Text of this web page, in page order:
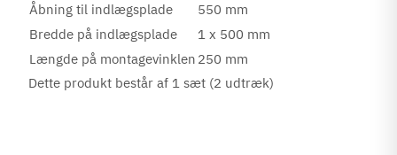
Åbning til indlægsplade
550 mm
Bredde på indlægsplade
1 x 500 mm
Længde på montagevinklen 250 mm
Dette produkt består af 1 sæt (2 udtræk)